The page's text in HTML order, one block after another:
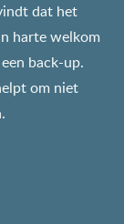
dat het
harte welkom
back-up.
om niet